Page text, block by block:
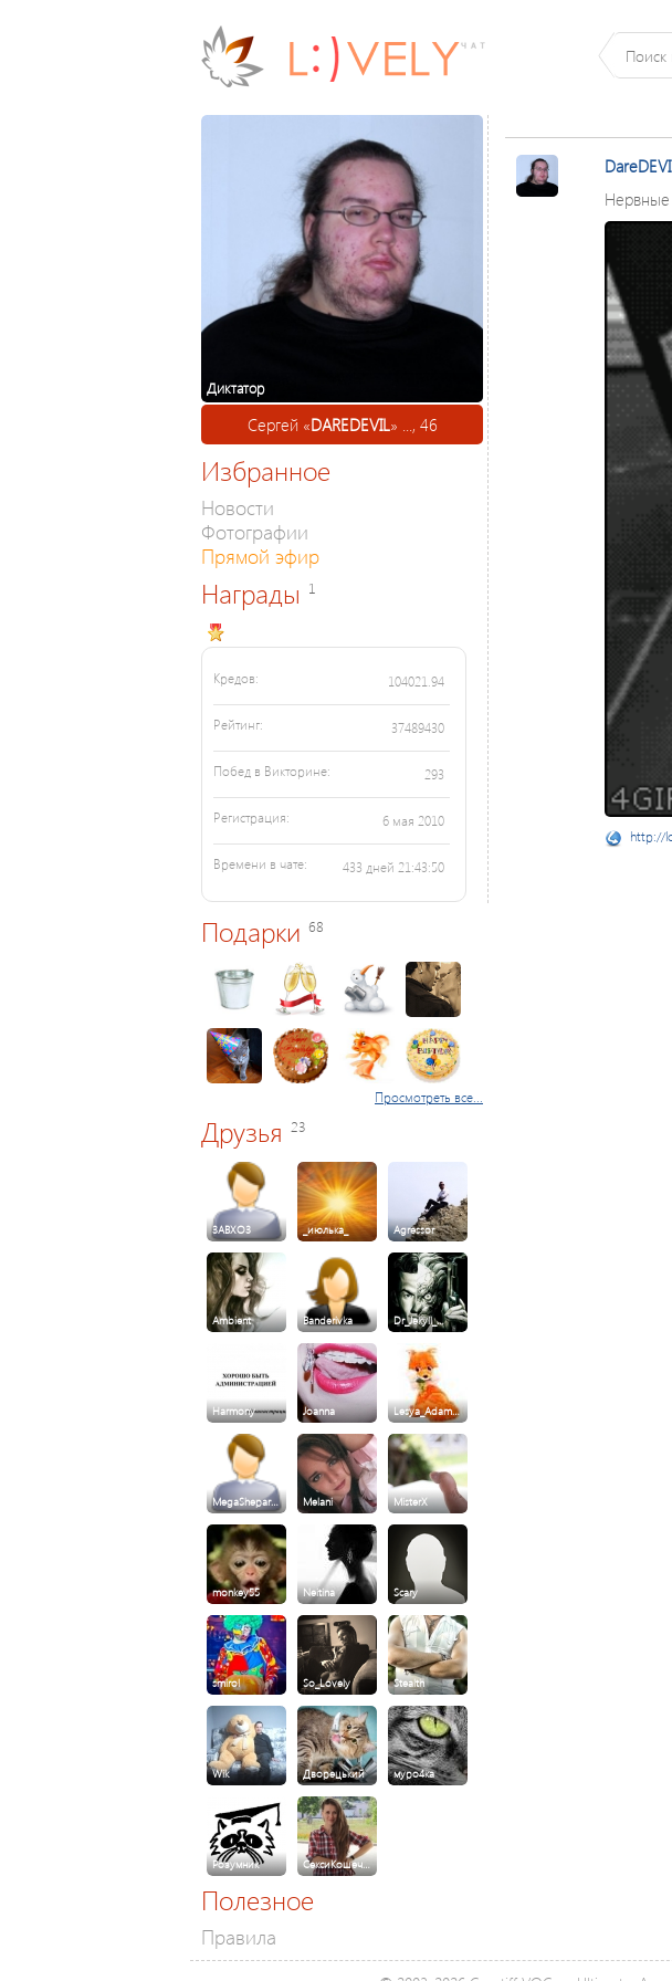
Диктатор
Сергей «DAREDEVIL» ..., 46
Избранное
Новости
Фотографии
Прямой эфир
Награды 1
Кредов: 104021.94
Рейтинг: 37489430
Побед в Викторине: 293
Регистрация: 6 мая 2010
Времени в чате: 433 дней 21:43:50
Подарки 68
Просмотреть все...
Друзья 23
3ABXO3 _июлька_ Agressor
Ambient Banderivka Dr_Jekyll_…
Harmony Joanna Lesya_Adam…
MegaShepar… Melani MisterX
monkey55 Neitina Scary
smirol So_Lovely Stealth
Wik Дворецький муро4ка
Розумник СексиКошеч…
Полезное
Правила
Нервные
http://